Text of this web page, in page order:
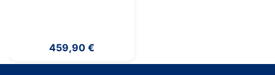
459,90 €